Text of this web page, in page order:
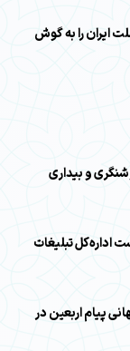
ایران را به گوش
و بیداری
اداره‌کل تبلیغات
پیام اربعین در